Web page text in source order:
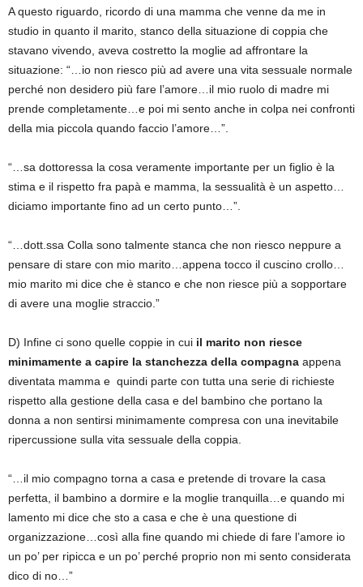
A questo riguardo, ricordo di una mamma che venne da me in
studio in quanto il marito, stanco della situazione di coppia che
stavano vivendo, aveva costretto la moglie ad affrontare la
situazione: “…io non riesco più ad avere una vita sessuale normale
perché non desidero più fare l’amore…il mio ruolo di madre mi
prende completamente…e poi mi sento anche in colpa nei confronti
della mia piccola quando faccio l’amore…”.
“…sa dottoressa la cosa veramente importante per un figlio è la
stima e il rispetto fra papà e mamma, la sessualità è un aspetto…
diciamo importante fino ad un certo punto…”.
“…dott.ssa Colla sono talmente stanca che non riesco neppure a
pensare di stare con mio marito…appena tocco il cuscino crollo…
mio marito mi dice che è stanco e che non riesce più a sopportare
di avere una moglie straccio.”
D) Infine ci sono quelle coppie in cui il marito non riesce
minimamente a capire la stanchezza della compagna appena
diventata mamma e quindi parte con tutta una serie di richieste
rispetto alla gestione della casa e del bambino che portano la
donna a non sentirsi minimamente compresa con una inevitabile
ripercussione sulla vita sessuale della coppia.
“…il mio compagno torna a casa e pretende di trovare la casa
perfetta, il bambino a dormire e la moglie tranquilla…e quando mi
lamento mi dice che sto a casa e che è una questione di
organizzazione…così alla fine quando mi chiede di fare l’amore io
un po’ per ripicca e un po’ perché proprio non mi sento considerata
dico di no…”